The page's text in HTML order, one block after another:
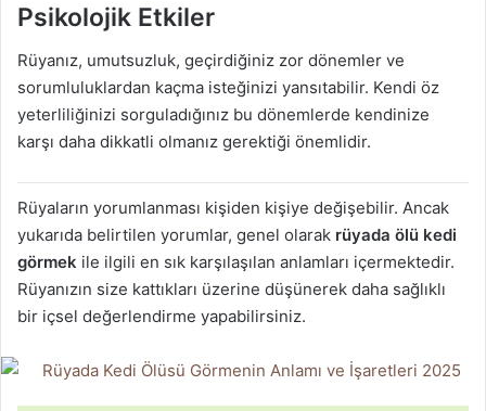
Psikolojik Etkiler
Rüyanız, umutsuzluk, geçirdiğiniz zor dönemler ve
sorumluluklardan kaçma isteğinizi yansıtabilir. Kendi öz
yeterliliğinizi sorguladığınız bu dönemlerde kendinize
karşı daha dikkatli olmanız gerektiği önemlidir.
Rüyaların yorumlanması kişiden kişiye değişebilir. Ancak
yukarıda belirtilen yorumlar, genel olarak rüyada ölü kedi
görmek ile ilgili en sık karşılaşılan anlamları içermektedir.
Rüyanızın size kattıkları üzerine düşünerek daha sağlıklı
bir içsel değerlendirme yapabilirsiniz.